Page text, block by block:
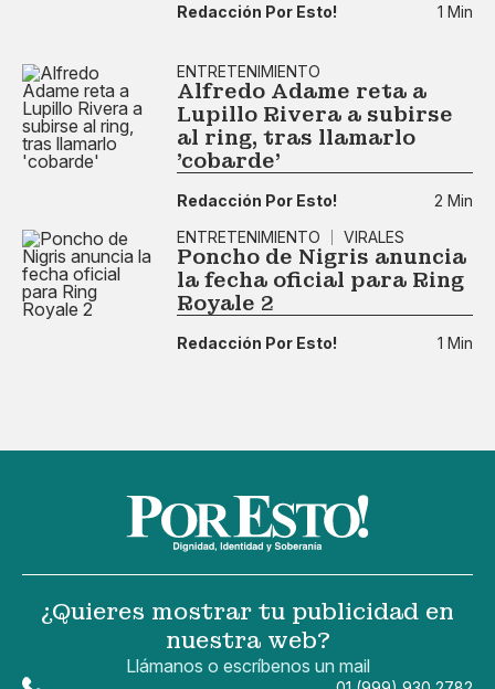
Redacción Por Esto! 1 Min
ENTRETENIMIENTO
Alfredo Adame reta a
Lupillo Rivera a subirse
al ring, tras llamarlo
'cobarde'
Redacción Por Esto!
2 Min
ENTRETENIMIENTO
VIRALES
Poncho de Nigris anuncia
la fecha oficial para Ring
Royale 2
Redacción Por Esto! 1 Min
¿Quieres mostrar tu publicidad en
nuestra web?
Llámanos o escríbenos un mail